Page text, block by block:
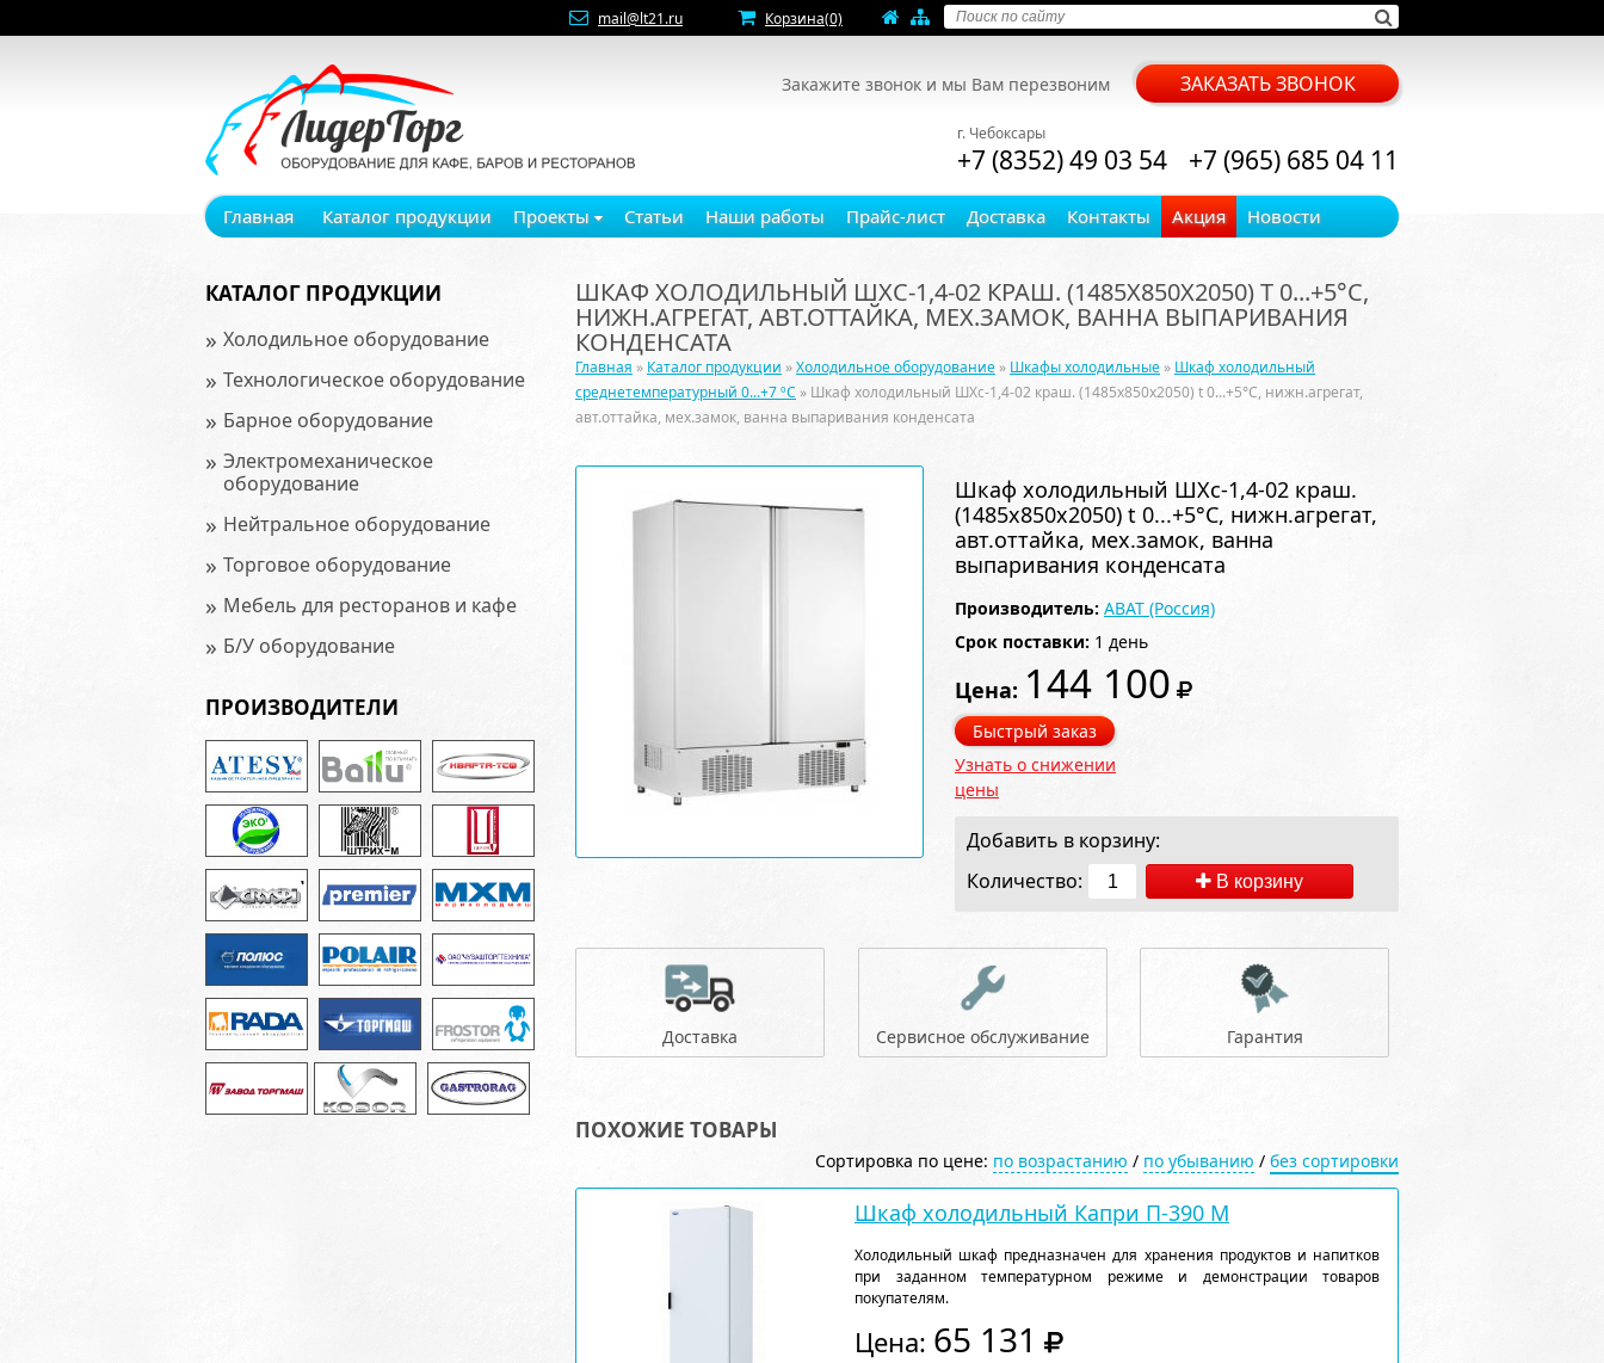
mail@lt21.ru Корзина(0)
Закажите звонок и мы Вам перезвоним ЗАКАЗАТЬ ЗВОНОК
г. Чебоксары
+7 (8352) 49 03 54 +7 (965) 685 04 11
Главная Каталог продукции Проекты Статьи Наши работы Прайс-лист Доставка Контакты Акция Новости
КАТАЛОГ ПРОДУКЦИИ
» Холодильное оборудование
» Технологическое оборудование
» Барное оборудование
» Электромеханическое
оборудование
» Нейтральное оборудование
» Торговое оборудование
» Мебель для ресторанов и кафе
» Б/У оборудование
ПРОИЗВОДИТЕЛИ
ШКАФ ХОЛОДИЛЬНЫЙ ШХС-1,4-02 КРАШ. (1485Х850Х2050) T 0...+5°С,
НИЖН.АГРЕГАТ, АВТ.ОТТАЙКА, МЕХ.ЗАМОК, ВАННА ВЫПАРИВАНИЯ
КОНДЕНСАТА
Главная » Каталог продукции »Холодильное оборудование » Шкафы холодильные » Шкаф холодильный
среднетемпературный 0...+7 ºC » Шкаф холодильный ШХс-1,4-02 краш. (1485х850х2050) t 0...+5°С, нижн.агрегат,
авт.оттайка, мех.замок, ванна выпаривания конденсата
Шкаф холодильный ШХс-1,4-02 краш.
(1485х850х2050) t 0...+5°С, нижн.агрегат,
авт.оттайка, мех.замок, ванна
выпаривания конденсата
Производитель: ABAT (Россия)
Срок поставки: 1 день
Цена: 144 100
Быстрый заказ
Узнать о снижении
цены
Добавить в корзину:
Количество:
В корзину
Доставка Сервисное обслуживание Гарантия
ПОХОЖИЕ ТОВАРЫ
Сортировка по цене: по возрастанию / по убыванию / без сортировки
Шкаф холодильный Капри П-390 М
Холодильный шкаф предназначен для хранения продуктов и напитков
при заданном температурном режиме и демонстрации товаров
покупателям.
Цена: 65 131